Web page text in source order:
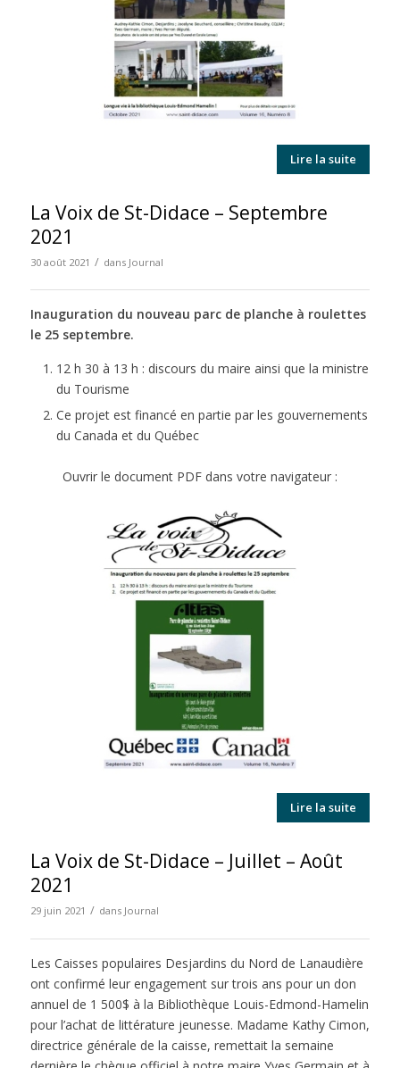
Lire la suite
La Voix de St-Didace – Septembre
2021
30 août 2021 / dans Journal
Inauguration du nouveau parc de planche à roulettes
le 25 septembre.
12 h 30 à 13 h : discours du maire ainsi que la ministre
du Tourisme
Ce projet est financé en partie par les gouvernements
du Canada et du Québec
Ouvrir le document PDF dans votre navigateur :
Lire la suite
La Voix de St-Didace – Juillet – Août
2021
29 juin 2021 / dans Journal
Les Caisses populaires Desjardins du Nord de Lanaudière
ont confirmé leur engagement sur trois ans pour un don
annuel de 1 500$ à la Bibliothèque Louis-Edmond-Hamelin
pour l’achat de littérature jeunesse. Madame Kathy Cimon,
directrice générale de la caisse, remettait la semaine